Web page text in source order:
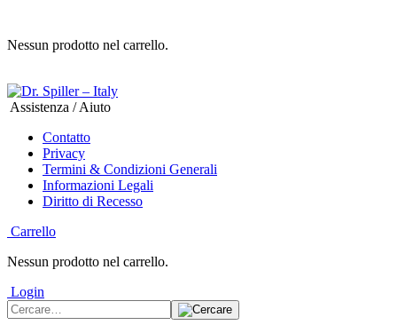
Nessun prodotto nel carrello.
Assistenza / Aiuto
Contatto
Privacy
Termini & Condizioni Generali
Informazioni Legali
Diritto di Recesso
Carrello
Nessun prodotto nel carrello.
Login